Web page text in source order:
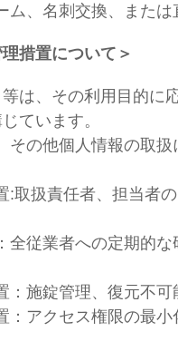
ム、名刺交換、また
措置について＞
は、その利用目的に
ています。
他個人情報の取扱
責任者、担当者の
業者への定期的な
錠管理、復元不可
クセス権限の最小